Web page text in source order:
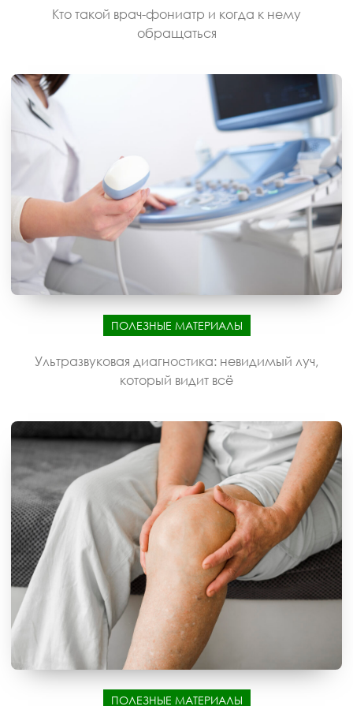
Кто такой врач-фониатр и когда к нему
обращаться
ПОЛЕЗНЫЕ МАТЕРИАЛЫ
Ультразвуковая диагностика: невидимый луч,
который видит всё
ПОЛЕЗНЫЕ МАТЕРИАЛЫ